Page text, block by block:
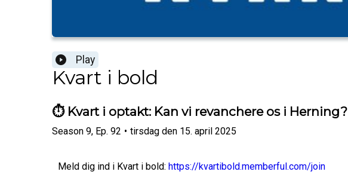
Play
Kvart i bold
⏱️ Kvart i optakt: Kan vi revanchere os i Herning?
Season 9, Ep. 92 • tirsdag den 15. april 2025
Meld dig ind i Kvart i bold: https://kvartibold.memberful.com/join